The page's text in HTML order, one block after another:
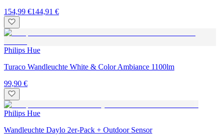
154,99 €144,91 €
Philips Hue
Turaco Wandleuchte White & Color Ambiance 1100lm
99,90 €
Philips Hue
Wandleuchte Daylo 2er-Pack + Outdoor Sensor